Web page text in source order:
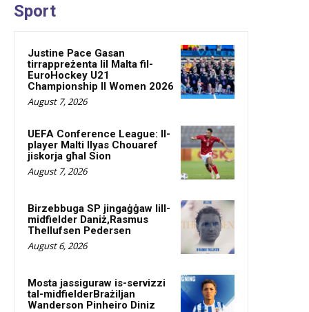
Sport
Justine Pace Gasan
tirrappreżenta lil Malta fil-
EuroHockey U21
Championship II Women 2026
August 7, 2026
UEFA Conference League: Il-
player Malti Ilyas Chouaref
jiskorja għal Sion
August 7, 2026
Birzebbuga SP jingaġġaw lill-
midfielder Daniż,Rasmus
Thellufsen Pedersen
August 6, 2026
Mosta jassiguraw is-servizzi
tal-midfielderBrażiljan
Wanderson Pinheiro Diniz